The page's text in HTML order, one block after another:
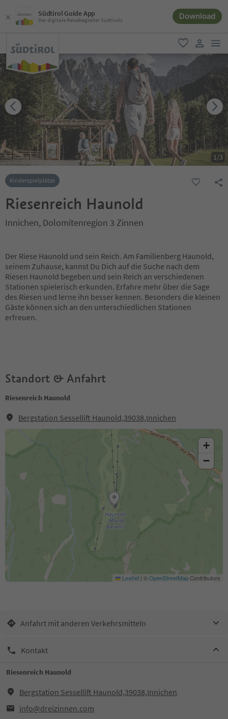
Südtirol Guide App
Der digitale Reisebegleiter Südtirols Download
favorit
user link
1/3
Kinderspielplätze
Riesenreich Haunold
Innichen, Dolomitenregion 3 Zinnen
Der Riese Haunold und sein Reich. Am Familienberg Haunold,
seinem Zuhause, kannst Du Dich auf die Suche nach dem
Riesen Haunold begeben und sein Reich an verschiedenen
Stationen spielerisch erkunden. Erfahre mehr über die Sage
des Riesen und lerne ihn besser kennen. Besonders die kleinen
Gäste können sich an den unterschiedlichen Stationen
erfreuen.
Standort & Anfahrt
Riesenreich Haunold
Bergstation Sessellift Haunold,39038,Innichen
+
−
Leaflet | ©OpenStreetMapContributors
Anfahrt mit anderen Verkehrsmitteln
Kontakt
Riesenreich Haunold
Bergstation Sessellift Haunold,39038,Innichen
info@dreizinnen.com